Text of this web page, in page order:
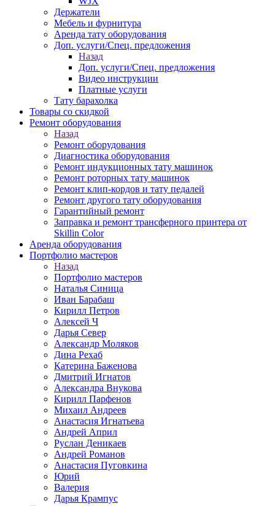
Держатели
Мебель и фурнитура
Аренда тату оборудования
Доп. услуги/Спец. предложения
Назад
Доп. услуги/Спец. предложения
Видео инструкции
Платные услуги
Тату барахолка
Товары со скидкой
Ремонт оборудования
Назад
Ремонт оборудования
Диагностика оборудования
Ремонт индукционных тату машинок
Ремонт роторных тату машинок
Ремонт клип-кордов и тату педалей
Ремонт другого тату оборудования
Гарантийный ремонт
Заправка и ремонт трансферного принтера от
Skillin Color
Аренда оборудования
Портфолио мастеров
Назад
Портфолио мастеров
Наталья Синица
Иван Барабаш
Кирилл Петров
Алексей Ч
Дарья Север
Александр Моляков
Дина Рехаб
Катерина Баженова
Дмитрий Игнатов
Александра Внукова
Кирилл Парфенов
Михаил Андреев
Анастасия Игнатьева
Андрей Април
Руслан Деникаев
Андрей Романов
Анастасия Пуговкина
Юрий
Валерия
Дарья Крампус